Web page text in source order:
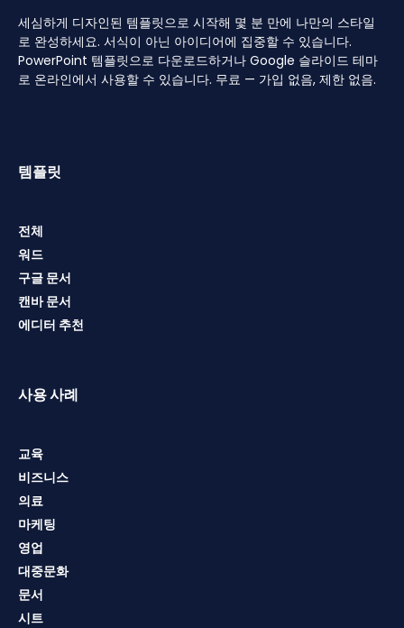
세심하게 디자인된 템플릿으로 시작해 몇 분 만에 나만의 스타일
로 완성하세요. 서식이 아닌 아이디어에 집중할 수 있습니다.
PowerPoint 템플릿으로 다운로드하거나 Google 슬라이드 테마
로 온라인에서 사용할 수 있습니다. 무료 — 가입 없음, 제한 없음.
템플릿
전체
워드
구글 문서
캔바 문서
에디터 추천
사용 사례
교육
비즈니스
의료
마케팅
영업
대중문화
문서
시트